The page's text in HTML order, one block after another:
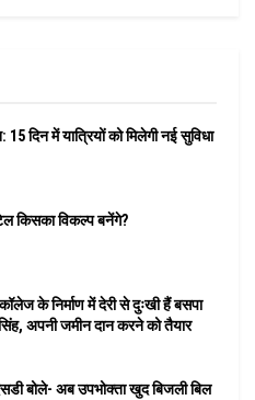
दिन में यात्रियों को मिलेगी नई सुविधा
किसका विकल्प बनेंगे?
के निर्माण में देरी से दुःखी हैं बसपा
अपनी जमीन दान करने को तैयार
बोले- अब उपभोक्ता खुद बिजली बिल